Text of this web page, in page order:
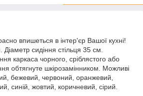
впишеться в інтер'єр Вашої кухні!
Діаметр сидіння стільця 35 см.
каркаса чорного, сріблястого або
обтягнуте шкірозамінником. Можливі
бежевий, червоний, оранжевий,
синій, жовтий, коричневий, сірий.